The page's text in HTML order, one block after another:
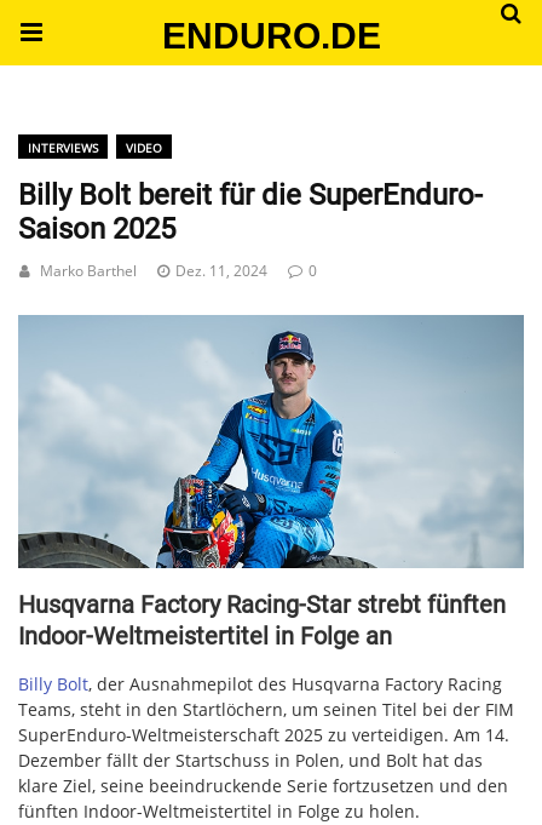
ENDURO.DE
INTERVIEWS VIDEO
Billy Bolt bereit für die SuperEnduro-
Saison 2025
Marko Barthel Dez. 11, 2024 0
Husqvarna Factory Racing-Star strebt fünften
Indoor-Weltmeistertitel in Folge an
Billy Bolt, der Ausnahmepilot des Husqvarna Factory Racing
Teams, steht in den Startlöchern, um seinen Titel bei der FIM
SuperEnduro-Weltmeisterschaft 2025 zu verteidigen. Am 14.
Dezember fällt der Startschuss in Polen, und Bolt hat das
klare Ziel, seine beeindruckende Serie fortzusetzen und den
fünften Indoor-Weltmeistertitel in Folge zu holen.